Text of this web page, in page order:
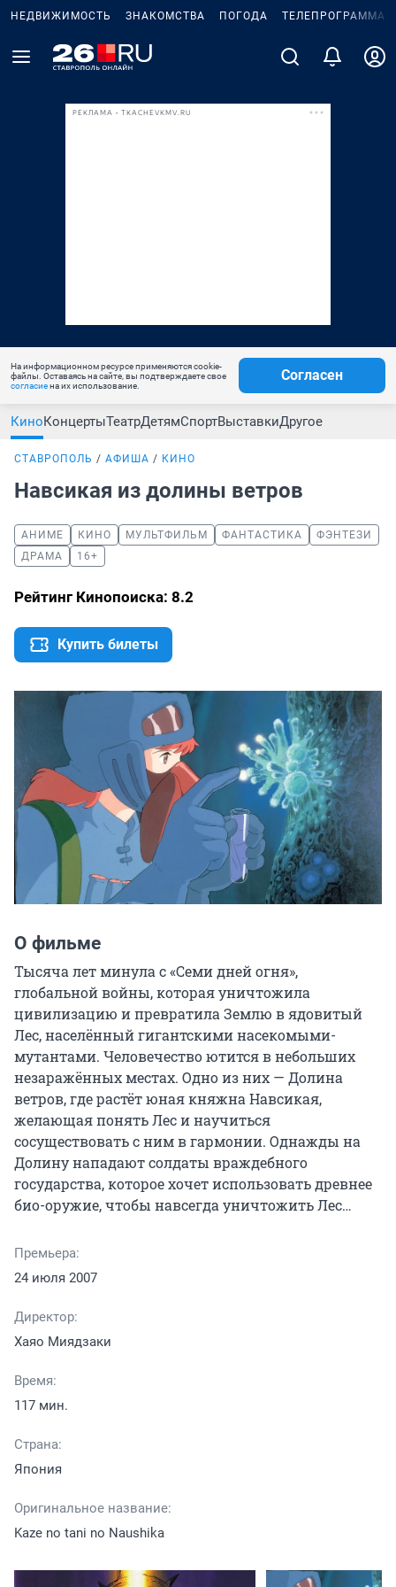
НЕДВИЖИМОСТЬ ЗНАКОМСТВА ПОГОДА ТЕЛЕПРОГРАММА
РЕКЛАМА • TKACHEVKMV.RU
На информационном ресурсе применяются cookie-
файлы. Оставаясь на сайте, вы подтверждаете свое
согласиена их использование.
Согласен
КиноКонцертыТеатрДетямСпортВыставкиДругое
СТАВРОПОЛЬ АФИША КИНО
Навсикая из долины ветров
АНИМЕ КИНО МУЛЬТФИЛЬМ ФАНТАСТИКА
ФЭНТЕЗИ
ДРАМА
16+
Рейтинг Кинопоиска: 8.2
Купить билеты
О фильме
Тысяча лет минула с «Семи дней огня»,
глобальной войны, которая уничтожила
цивилизацию и превратила Землю в ядовитый
Лес, населённый гигантскими насекомыми-
мутантами. Человечество ютится в небольших
незаражённых местах. Одно из них — Долина
ветров, где растёт юная княжна Навсикая,
желающая понять Лес и научиться
сосуществовать с ним в гармонии. Однажды на
Долину нападают солдаты враждебного
государства, которое хочет использовать древнее
био-оружие, чтобы навсегда уничтожить Лес…
Премьера:
24 июля 2007
Директор:
Хаяо Миядзаки
Время:
117 мин.
Страна:
Япония
Оригинальное название:
Kaze no tani no Naushika